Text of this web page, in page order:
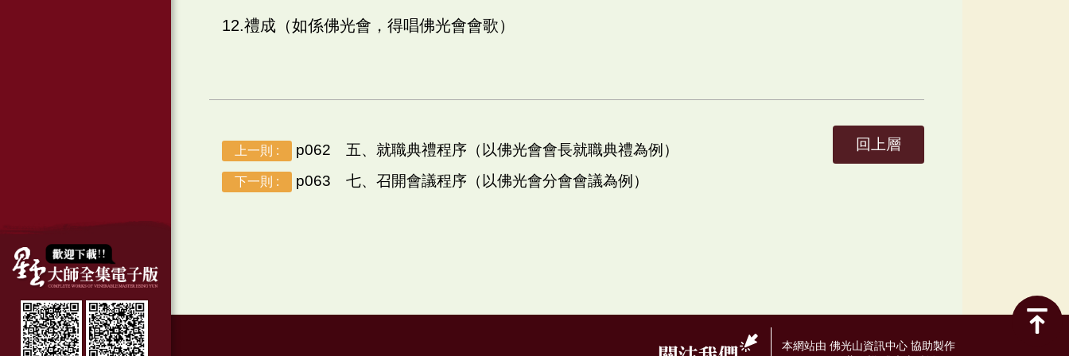
12.禮成（如係佛光會，得唱佛光會會歌）
上一則 : p062 五、就職典禮程序（以佛光會會長就職典禮為例）
下一則 : p063 七、召開會議程序（以佛光會分會會議為例）
回上層
本網站由 佛光山資訊中心 協助製作